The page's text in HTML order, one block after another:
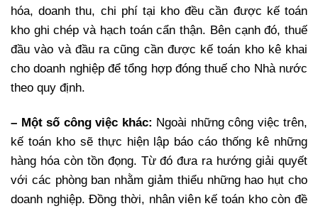
hóa, doanh thu, chi phí tại kho đều cần được kế toán
kho ghi chép và hạch toán cẩn thận. Bên cạnh đó, thuế
đầu vào và đầu ra cũng cần được kế toán kho kê khai
cho doanh nghiệp để tổng hợp đóng thuế cho Nhà nước
theo quy định.
– Một số công việc khác: Ngoài những công việc trên,
kế toán kho sẽ thực hiện lập báo cáo thống kê những
hàng hóa còn tồn đọng. Từ đó đưa ra hướng giải quyết
với các phòng ban nhằm giảm thiểu những hao hụt cho
doanh nghiệp. Đồng thời, nhân viên kế toán kho còn đề